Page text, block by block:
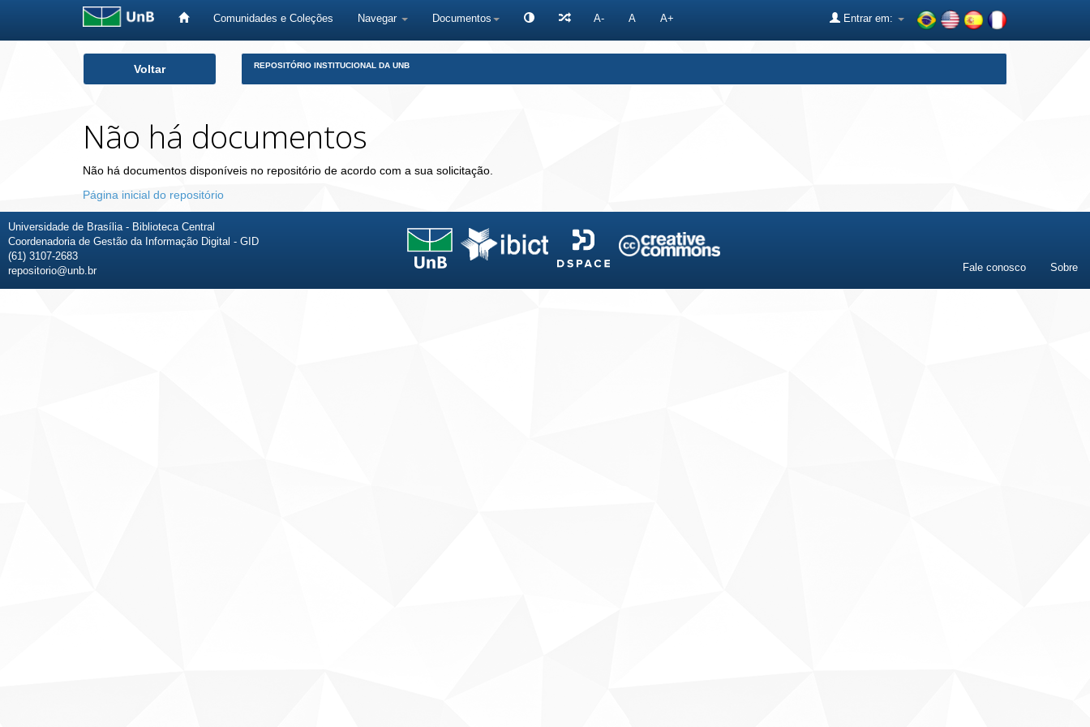
Comunidades e Coleções Navegar Documentos A- A A+ Entrar em:
Voltar REPOSITÓRIO INSTITUCIONAL DA UNB
Não há documentos
Não há documentos disponíveis no repositório de acordo com a sua solicitação.
Página inicial do repositório
Universidade de Brasília - Biblioteca Central
Coordenadoria de Gestão da Informação Digital - GID
(61) 3107-2683
repositorio@unb.br
Fale conosco Sobre